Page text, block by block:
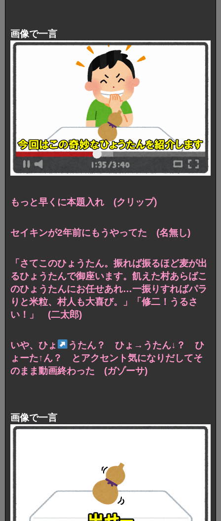
画像で一言
もっと早くに本題入れ (クリップ)
セイキンが2年前にもうやってた (名無し)
「さてこのひょうたん。振れば振るほど麦が出
るひょうたんで御座います。飢えた村あらばこ
のひょうたんにお任せあれ…一振りすればパラ
りと米粒、村人も大喜び。」「修二！うるさ
い！」 (二太郎)
いや、ひょ
うたん？ ひょ→うたん↓？ ひ
ょーた↑ん？ とアクセント気になりだしてそ
のまま動画終わった (ガゾーサ)
画像で一言